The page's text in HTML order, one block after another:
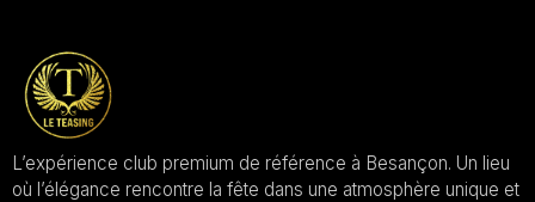
L’expérience club premium de référence à Besançon. Un lieu
où l’élégance rencontre la fête dans une atmosphère unique et